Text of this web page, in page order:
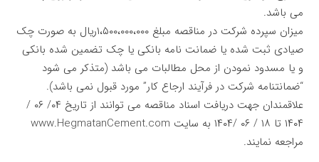
می باشد.
میزان سپرده شرکت در مناقصه مبلغ ۱،۵۰۰،۰۰۰،۰۰۰ریال به صورت چک
صیادی ثبت شده یا ضمانت نامه بانکی یا چک تضمین شده بانکی
و یا مسدود نمودن از محل مطالبات می باشد (متذکر می شود
“ضمانتنامه شرکت در فرآیند ارجاع کار” مورد قبول نمی باشد).
علاقمندان جهت دریافت اسناد مناقصه می توانند از تاریخ ۰۴/ ۰۶ /
۱۴۰۴ تا ۱۸ / ۰۶ /۱۴۰۴ به سایت www.HegmatanCement.com
مراجعه نمایند.